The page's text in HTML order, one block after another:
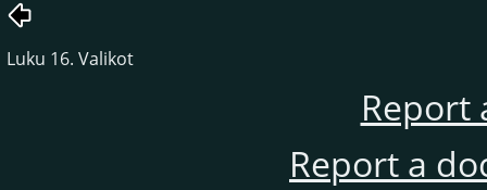
Luku 16. Valikot
Report
Report a